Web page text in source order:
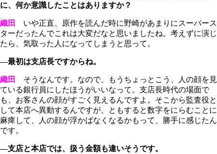
に、何か意識したことはありますか？
織田
いや正直、原作を読んだ時に野崎があまりにスーパース
ターだったんでこれは大変だなと思いましたね。考えずに演じ
たら、気取った人になってしまうと思って。
―最初は支店長ですからね。
織田
そうなんです。なので、もうちょっとこう、人の顔を見
ている銀行員にしたほうがいいなって。支店長時代の場面で
も、お客さんの顔がすごく見えるんですよ。そこから監査役と
して本店へ異動するんですが、ともすると数字をにらむことに
麻痺して、人の顔が浮かばなくなるかもって、勝手に感じたん
です。
―支店と本店では、扱う金額も違いそうです。